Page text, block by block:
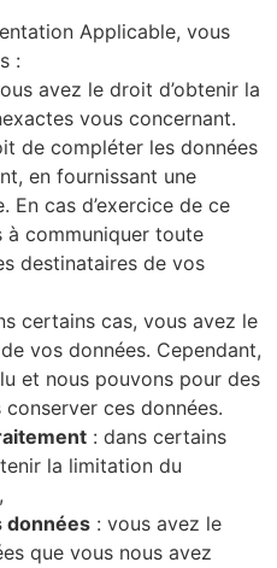
Applicable, vous
:
avez le droit d’obtenir la
vous concernant.
de compléter les données
en fournissant une
En cas d’exercice de ce
à communiquer toute
destinataires de vos
certains cas, vous avez le
vos données. Cependant,
et nous pouvons pour des
ces données.
: dans certains
la limitation du
données : vous avez le
que vous nous avez